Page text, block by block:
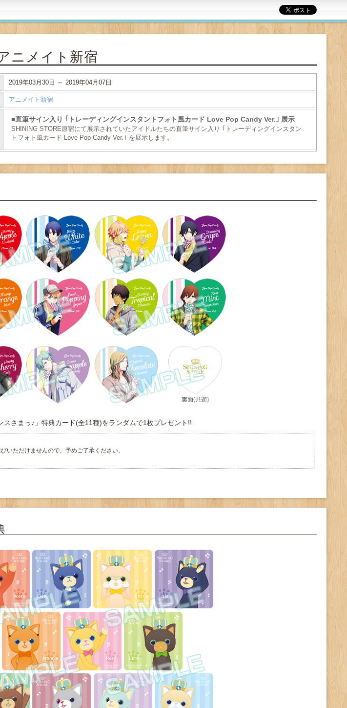
ニメイト新宿
2019年03月30日 ～ 2019年04月07日
アニメイト新宿
直筆サイン入り ｢トレーディングインスタントフォト風カード Love Pop Candy Ver.｣ 展示
SHINING STORE原宿にて展示されていたアイドルたちの直筆サイン入り ｢トレーディングインスタン
トフォト風カード Love Pop Candy Ver.｣ を展示します。
さまっ♪」特典カード(全11種)をランダムで1枚プレゼント!!
いただけませんので、予めご了承ください。